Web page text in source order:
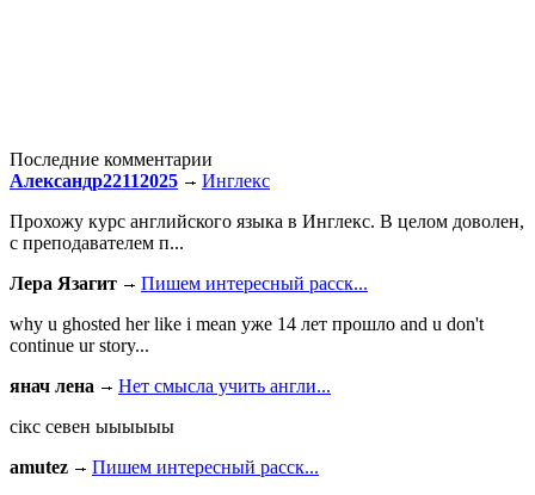
Последние комментарии
Александр22112025
Инглекс
Прохожу курс английского языка в Инглекс. В целом доволен,
с преподавателем п...
Лера Язагит
Пишем интересный расск...
why u ghosted her like i mean уже 14 лет прошло and u don't
continue ur story...
янач лена
Нет смысла учить англи...
сiкс севен ыыыыыы
amutez
Пишем интересный расск...